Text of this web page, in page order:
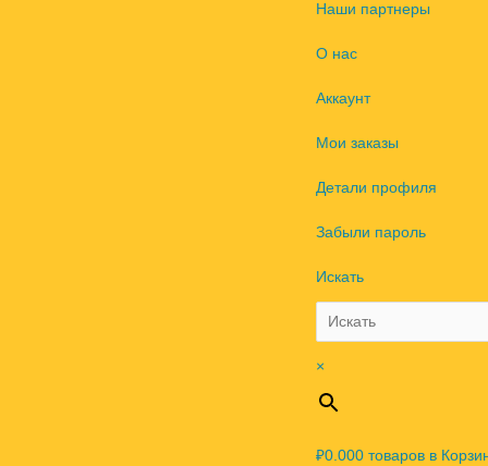
Наши партнеры
О нас
Аккаунт
Мои заказы
Детали профиля
Забыли пароль
Искать
×
₽0.000товаров в